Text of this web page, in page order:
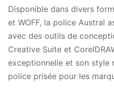
Disponible dans divers
et WOFF, la police Austral
avec des outils de
Creative Suite et
exceptionnelle et son style
police prisée pour les